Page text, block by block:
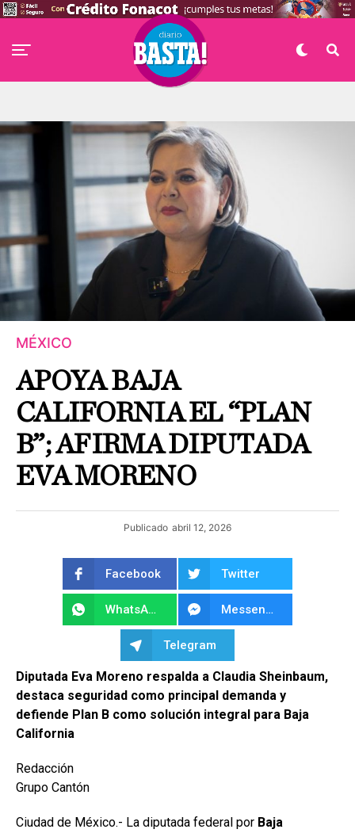
MÉXICO
APOYA BAJA
CALIFORNIA EL “PLAN
B”; AFIRMA DIPUTADA
EVA MORENO
Publicado abril 12, 2026
Facebook Twitter
WhatsApp Messenger
Telegram
Diputada Eva Moreno respalda a Claudia Sheinbaum,
destaca seguridad como principal demanda y
defiende Plan B como solución integral para Baja
California
Redacción
Grupo Cantón
Ciudad de México.- La diputada federal por Baja